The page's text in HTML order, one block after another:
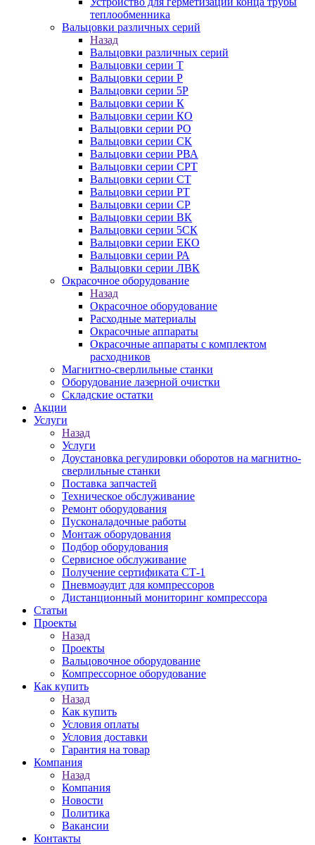
теплообменника
Вальцовки различных серий
Назад
Вальцовки различных серий
Вальцовки серии Т
Вальцовки серии Р
Вальцовки серии 5Р
Вальцовки серии К
Вальцовки серии КО
Вальцовки серии РО
Вальцовки серии СК
Вальцовки серии РВА
Вальцовки серии СРТ
Вальцовки серии СТ
Вальцовки серии РТ
Вальцовки серии СР
Вальцовки серии ВК
Вальцовки серии 5СК
Вальцовки серии ЕКО
Вальцовки серии РА
Вальцовки серии ЛВК
Окрасочное оборудование
Назад
Окрасочное оборудование
Расходные материалы
Окрасочные аппараты
Окрасочные аппараты с комплектом
расходников
Магнитно-сверлильные станки
Оборудование лазерной очистки
Складские остатки
Акции
Услуги
Назад
Услуги
Доустановка регулировки оборотов на магнитно-
сверлильные станки
Поставка запчастей
Техническое обслуживание
Ремонт оборудования
Пусконаладочные работы
Монтаж оборудования
Подбор оборудования
Сервисное обслуживание
Получение сертификата СТ-1
Пневмоаудит для компрессоров
Дистанционный мониторинг компрессора
Статьи
Проекты
Назад
Проекты
Вальцовочное оборудование
Компрессорное оборудование
Как купить
Назад
Как купить
Условия оплаты
Условия доставки
Гарантия на товар
Компания
Назад
Компания
Новости
Политика
Вакансии
Контакты